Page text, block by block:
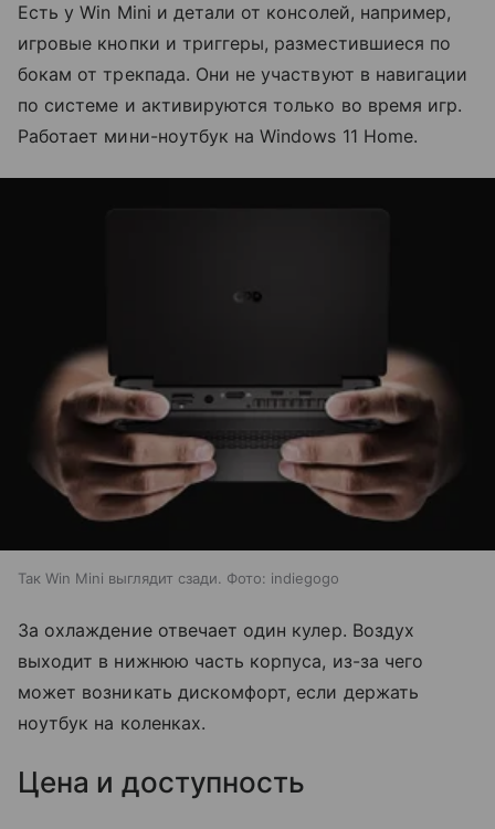
Есть у Win Mini и детали от консолей, например,
игровые кнопки и триггеры, разместившиеся по
бокам от трекпада. Они не участвуют в навигации
по системе и активируются только во время игр.
Работает мини-ноутбук на Windows 11 Home.
Так Win Mini выглядит сзади. Фото: indiegogo
За охлаждение отвечает один кулер. Воздух
выходит в нижнюю часть корпуса, из-за чего
может возникать дискомфорт, если держать
ноутбук на коленках.
Цена и доступность